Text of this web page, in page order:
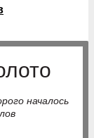
началось